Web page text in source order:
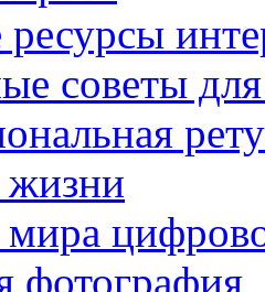
советы
жизни
мира
фотография